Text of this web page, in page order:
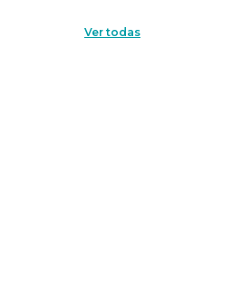
Ver todas